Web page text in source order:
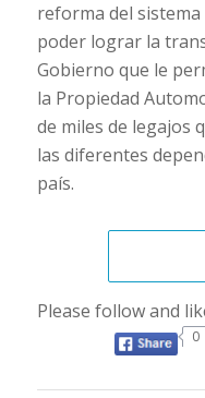
reforma del
poder lograr la
Gobierno que le
la Propiedad
de miles de legajos
las diferentes
país.
Please follow and
0